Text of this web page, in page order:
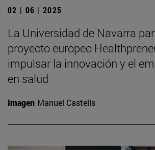
02 | 06 | 2025
La Universidad de Navarra
proyecto europeo
impulsar la innovación y el
en salud
Imagen Manuel Castells